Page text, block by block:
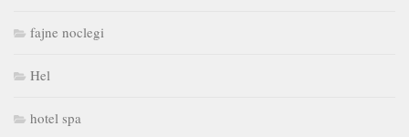
fajne noclegi
Hel
hotel spa